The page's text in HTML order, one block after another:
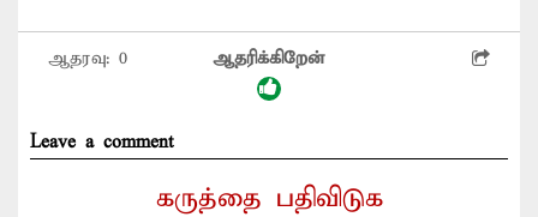
ஆதரவு: 0 ஆதரிக்கிறேன்
Leave a comment
கருத்தை பதிவிடுக